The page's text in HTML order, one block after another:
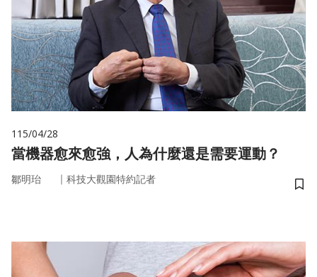
115/04/28
當機器愈來愈強，人為什麼還是需要運動？
鄒明珆 ｜ 科技大觀園特約記者
儲